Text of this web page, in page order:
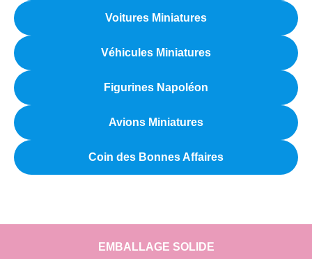
Voitures Miniatures
Véhicules Miniatures
Figurines Napoléon
Avions Miniatures
Coin des Bonnes Affaires
EMBALLAGE SOLIDE